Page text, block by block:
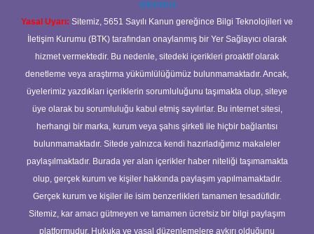
@karabul
Yasal Uyarı: Sitemiz, 5651 Sayılı Kanun gereğince Bilgi Teknolojileri ve
İletişim Kurumu (BTK) tarafından onaylanmış bir Yer Sağlayıcı olarak
hizmet vermektedir. Bu nedenle, sitedeki içerikleri proaktif olarak
denetleme veya araştırma yükümlülüğümüz bulunmamaktadır. Ancak,
üyelerimiz yazdıkları içeriklerin sorumluluğunu taşımakta olup, siteye
üye olarak bu sorumluluğu kabul etmiş sayılırlar. Bu internet sitesi,
herhangi bir marka, kurum veya şahıs şirketi ile hiçbir bağlantısı
bulunmamaktadır. Sitede yalnızca kendi hazırladığımız makaleler
paylaşılmaktadır. Burada yer alan içerikler haber niteliği taşımamakta
olup, gerçek kurum ve kişiler hakkında paylaşım yapılmamaktadır.
Gerçek kurum ve kişiler ile isim benzerlikleri tamamen tesadüfidir.
Sitemiz, kar amacı gütmeyen ve tamamen ücretsiz bir bilgi paylaşım
platformudur. Hukuka ve yasal düzenlemelere aykırı olduğunu